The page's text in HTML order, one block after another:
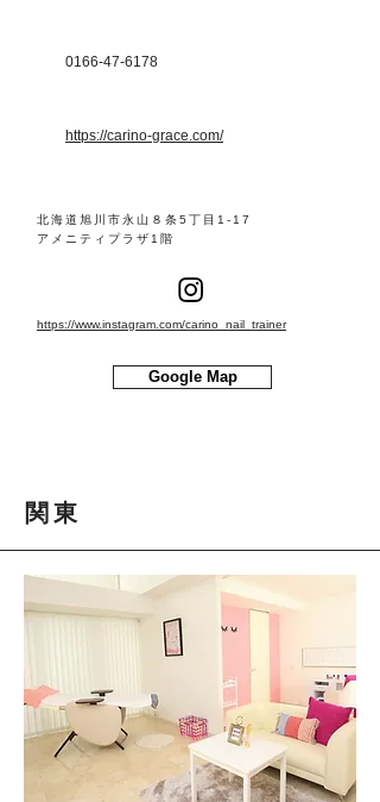
0166-47-6178
https://carino-grace.com/
北海道旭川市永山８条5丁目1-17
アメニティプラザ1階
https://www.instagram.com/carino_nail_trainer
Google Map
関東